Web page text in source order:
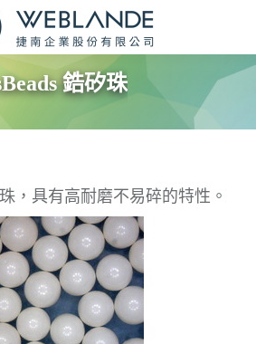
鋯矽珠
，具有高耐磨不易碎的特性。